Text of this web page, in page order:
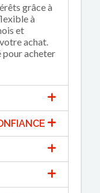
grâce à
à
et
achat.
acheter